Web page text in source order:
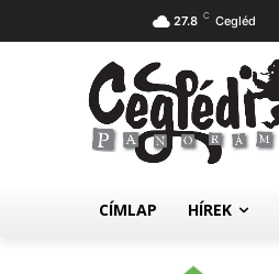
27.8 C Cegléd
CÍMLAP HÍREK